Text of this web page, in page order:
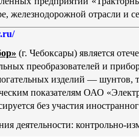
железнодорожной отрасли и
(г. Чебоксары) является
преобразователей и
изделий — шунтов,
показателям ОАО
без участия
деятельности: контрольно-